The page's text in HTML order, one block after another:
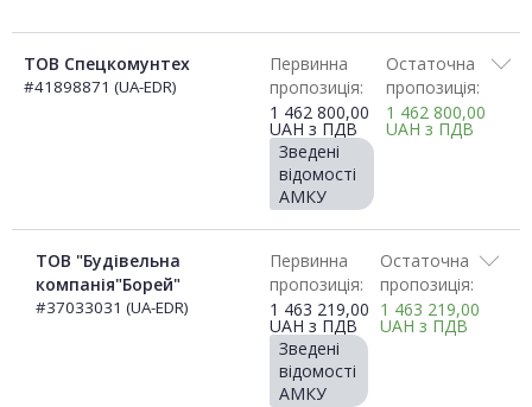
ТОВ Спецкомунтех
#41898871 (UA-EDR)
Первинна
пропозиція:
1 462 800,00
UAH з ПДВ
Зведені
відомості
АМКУ
Остаточна
пропозиція:
1 462 800,00
UAH з ПДВ
ТОВ "Будівельна
компанія"Борей"
#37033031 (UA-EDR)
Первинна
пропозиція:
1 463 219,00
UAH з ПДВ
Зведені
відомості
АМКУ
Остаточна
пропозиція:
1 463 219,00
UAH з ПДВ